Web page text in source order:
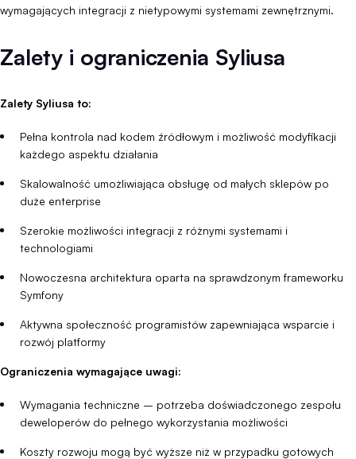
wymagających integracji z nietypowymi systemami zewnętrznymi.
Zalety i ograniczenia Syliusa
Zalety Syliusa to:
Pełna kontrola nad kodem źródłowym i możliwość modyfikacji
każdego aspektu działania
Skalowalność umożliwiająca obsługę od małych sklepów po
duże enterprise
Szerokie możliwości integracji z różnymi systemami i
technologiami
Nowoczesna architektura oparta na sprawdzonym frameworku
Symfony
Aktywna społeczność programistów zapewniająca wsparcie i
rozwój platformy
Ograniczenia wymagające uwagi:
Wymagania techniczne – potrzeba doświadczonego zespołu
deweloperów do pełnego wykorzystania możliwości
Koszty rozwoju mogą być wyższe niż w przypadku gotowych